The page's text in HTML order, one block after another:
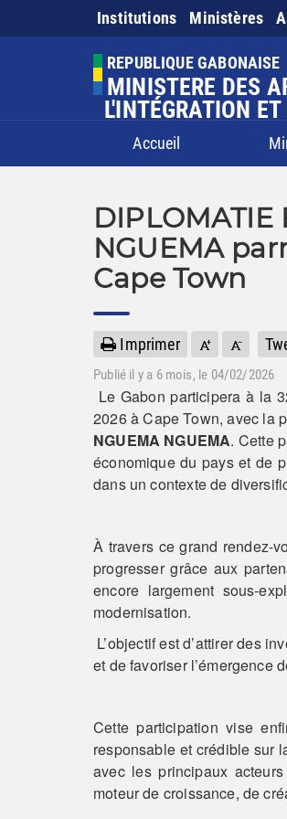
Institutions Ministères
REPUBLIQUE GABONAISE
MINISTERE DES
L'INTÉGRATION
Accueil
DIPLOMATIE
NGUEMA
Cape Town
Imprimer
Publié il y a 6 mois, le 04/02/2026
Le Gabon participera à la
2026 à Cape Town, avec la
NGUEMA NGUEMA. Cette
économique du pays et de
dans un contexte de
À travers ce grand rendez-
progresser grâce aux
encore largement sous-
modernisation.
L’objectif est d’attirer des
et de favoriser l’émergence
Cette participation vise
responsable et crédible sur
avec les principaux
moteur de croissance, de